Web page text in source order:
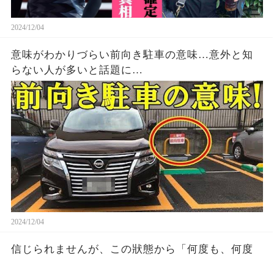
2024/12/04
意味がわかりづらい前向き駐車の意味…意外と知
らない人が多いと話題に…
2024/12/04
信じられませんが、この狀態から「何度も、何度